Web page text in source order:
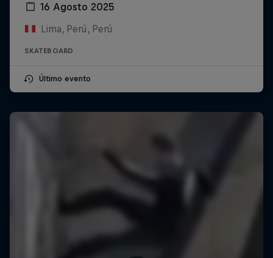
16 Agosto 2025
Lima, Perú, Perú
SKATEBOARD
Último evento